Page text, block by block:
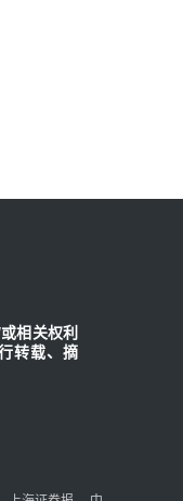
相关权利
转载、摘